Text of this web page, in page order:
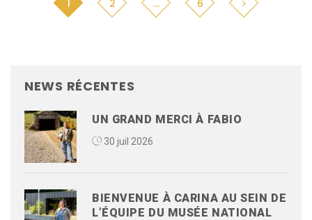
1 2 … 6
NEWS RÉCENTES
UN GRAND MERCI À FABIO
30 juil 2026
BIENVENUE À CARINA AU SEIN DE
L’ÉQUIPE DU MUSÉE NATIONAL